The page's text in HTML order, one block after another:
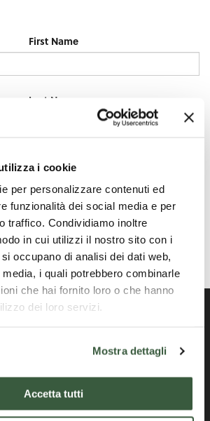
i cookie
per personalizzare contenuti ed
funzionalità dei social media e per
traffico. Condividiamo inoltre
in cui utilizzi il nostro sito con i
occupano di analisi dei dati web,
i quali potrebbero combinarle
che hai fornito loro o che hanno
dei loro servizi.
Mostra dettagli
Accetta tutti
of the Umbria Region